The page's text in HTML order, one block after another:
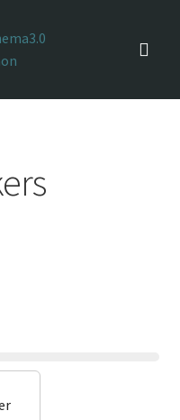
Précommander